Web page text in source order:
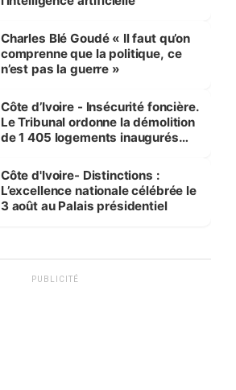
Charles Blé Goudé « Il faut qu’on
comprenne que la politique, ce
n’est pas la guerre »
Côte d’Ivoire - Insécurité foncière.
Le Tribunal ordonne la démolition
de 1 405 logements inaugurés
Bassam
Côte d'Ivoire- Distinctions :
L’excellence nationale célébrée le
3 août au Palais présidentiel
PUBLICITÉ